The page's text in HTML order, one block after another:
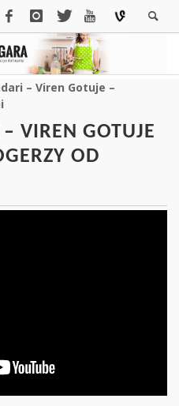
– Viren Gotuje –
VIREN GOTUJE
OD